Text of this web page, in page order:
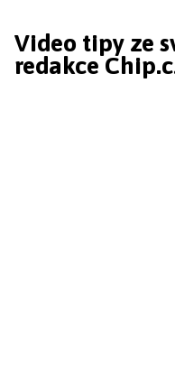
Video tipy ze
redakce